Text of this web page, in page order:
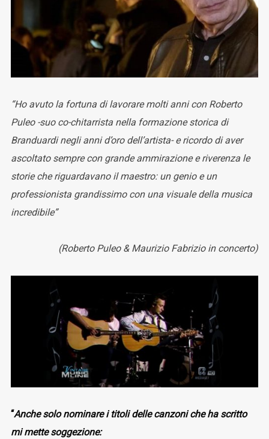
“Ho avuto la fortuna di lavorare molti anni con Roberto
Puleo -suo co-chitarrista nella formazione storica di
Branduardi negli anni d’oro dell’artista- e ricordo di aver
ascoltato sempre con grande ammirazione e riverenza le
storie che riguardavano il maestro: un genio e un
professionista grandissimo con una visuale della musica
incredibile”
(Roberto Puleo & Maurizio Fabrizio in concerto)
“Anche solo nominare i titoli delle canzoni che ha scritto
mi mette soggezione: